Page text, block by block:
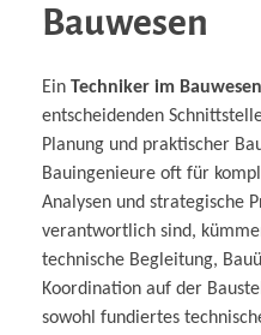
Bauwesen
Ein Techniker im
entscheidenden
Planung und praktischer
Bauingenieure oft für
Analysen und strategische
verantwortlich sind,
technische Begleitung,
Koordination auf der
sowohl fundiertes